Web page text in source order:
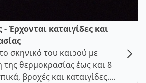
- Έρχονται καταιγίδες και
σκηνικό του καιρού με
θερμοκρασίας έως και 8
βροχές και καταιγίδες....